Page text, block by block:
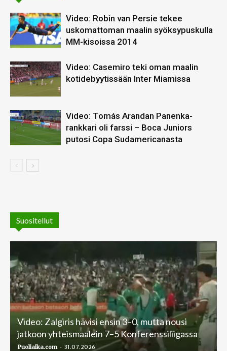
Video: Robin van Persie tekee
uskomattoman maalin syöksypuskulla
MM-kisoissa 2014
Video: Casemiro teki oman maalin
kotidebyytissään Inter Miamissa
Video: Tomás Arandan Panenka-
rankkari oli farssi – Boca Juniors
putosi Copa Sudamericanasta
Suositellut
Video: Zalgiris hävisi ensin 3–0, mutta nousi
jatkoon yhteismaalein 7–5 Konferenssiliigassa
Puoliaika.com - 31.07.2026